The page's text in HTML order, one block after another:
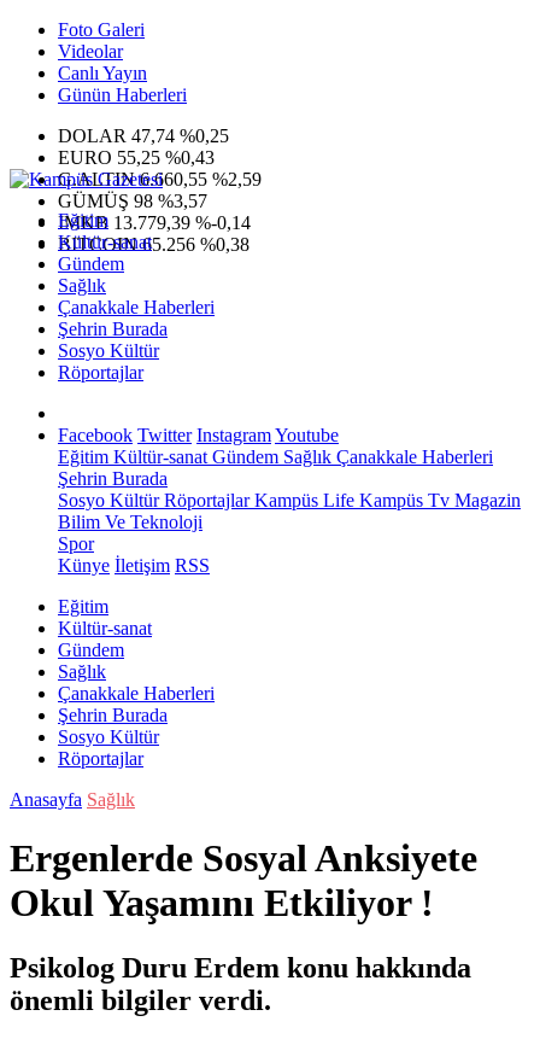
Foto Galeri
Videolar
Canlı Yayın
Günün Haberleri
DOLAR 47,74 %0,25
EURO 55,25 %0,43
G.ALTIN6.660,55 %2,59
GÜMÜŞ 98 %3,57
IMKB 13.779,39 %-0,14
BITCOIN65.256 %0,38
Eğitim
Kültür-sanat
Gündem
Sağlık
Çanakkale Haberleri
Şehrin Burada
Sosyo Kültür
Röportajlar
Facebook Twitter InstagramYoutube
Eğitim Kültür-sanat Gündem Sağlık Çanakkale Haberleri
Şehrin Burada
Sosyo KültürRöportajlarKampüs Life Kampüs Tv Magazin
Bilim Ve Teknoloji
Spor
Künye İletişim RSS
Eğitim
Kültür-sanat
Gündem
Sağlık
Çanakkale Haberleri
Şehrin Burada
Sosyo Kültür
Röportajlar
Anasayfa Sağlık
Ergenlerde Sosyal Anksiyete
Okul Yaşamını Etkiliyor !
Psikolog Duru Erdem konu hakkında
önemli bilgiler verdi.